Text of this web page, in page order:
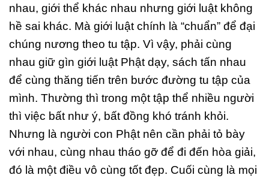
nhau, giới thể khác nhau nhưng giới luật không
hề sai khác. Mà giới luật chính là “chuẩn” để đại
chúng nương theo tu tập. Vì vậy, phải cùng
nhau giữ gìn giới luật Phật dạy, sách tấn nhau
để cùng thăng tiến trên bước đường tu tập của
mình. Thường thì trong một tập thể nhiều người
thì việc bất như ý, bất đồng khó tránh khỏi.
Nhưng là người con Phật nên cần phải tỏ bày
với nhau, cùng nhau tháo gỡ để đi đến hòa giải,
đó là một điều vô cùng tốt đẹp. Cuối cùng là mọi